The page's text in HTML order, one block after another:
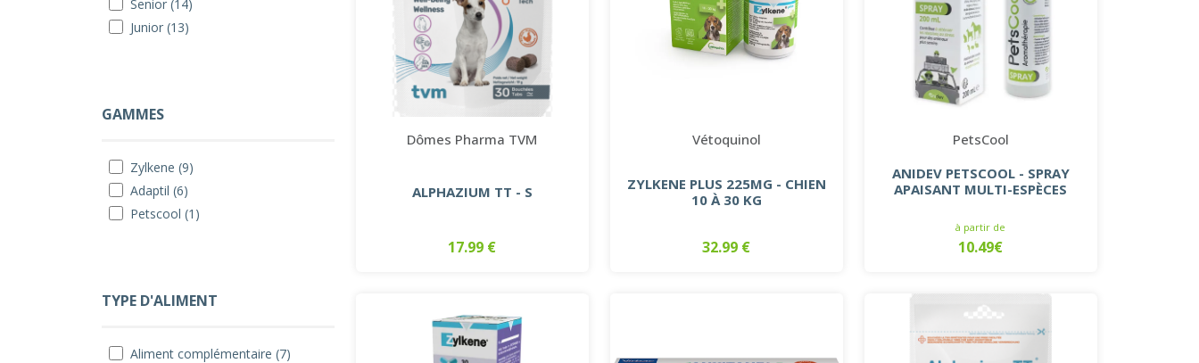
Senior (14)
Junior (13)
GAMMES
Zylkene (9)
Adaptil (6)
Petscool (1)
TYPE D'ALIMENT
Aliment complémentaire (7)
Dômes Pharma TVM
ALPHAZIUM TT - S
17.99 €
Vétoquinol
ZYLKENE PLUS 225MG - CHIEN
10 À 30 KG
32.99 €
PetsCool
ANIDEV PETSCOOL - SPRAY
APAISANT MULTI-ESPÈCES
à partir de
10.49€